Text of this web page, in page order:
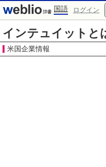
国語 ログイン
インテュイットと
米国企業情報